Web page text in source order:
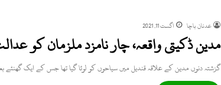
عدنان باچا اگست 11, 2021
مدین ڈکیتی واقعہ، چار نامزد ملزمان کو
گزشتہ دنوں مدین کے علاقہ قندیل میں سیاحوں کو لوٹا گیا تھا جس کے ایک